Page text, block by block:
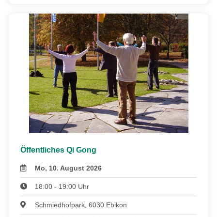
Öffentliches Qi Gong
Mo, 10. August 2026
18:00 - 19:00 Uhr
Schmiedhofpark, 6030 Ebikon